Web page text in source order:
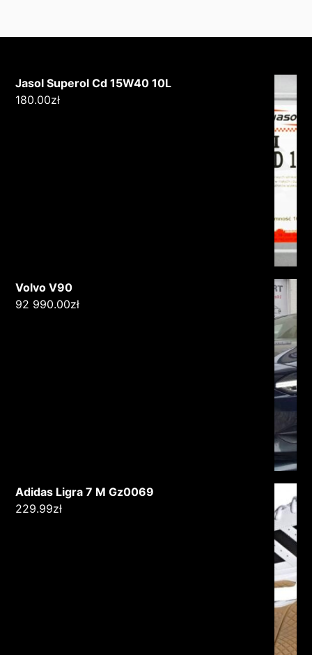
Jasol Superol Cd 15W40 10L
180.00zł
Volvo V90
92 990.00zł
Adidas Ligra 7 M Gz0069
229.99zł